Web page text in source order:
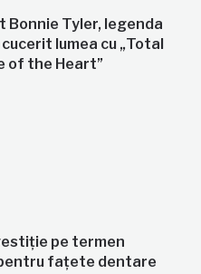
Bonnie Tyler, legenda
lumea cu „Total
of the Heart”
pe termen
fațete dentare